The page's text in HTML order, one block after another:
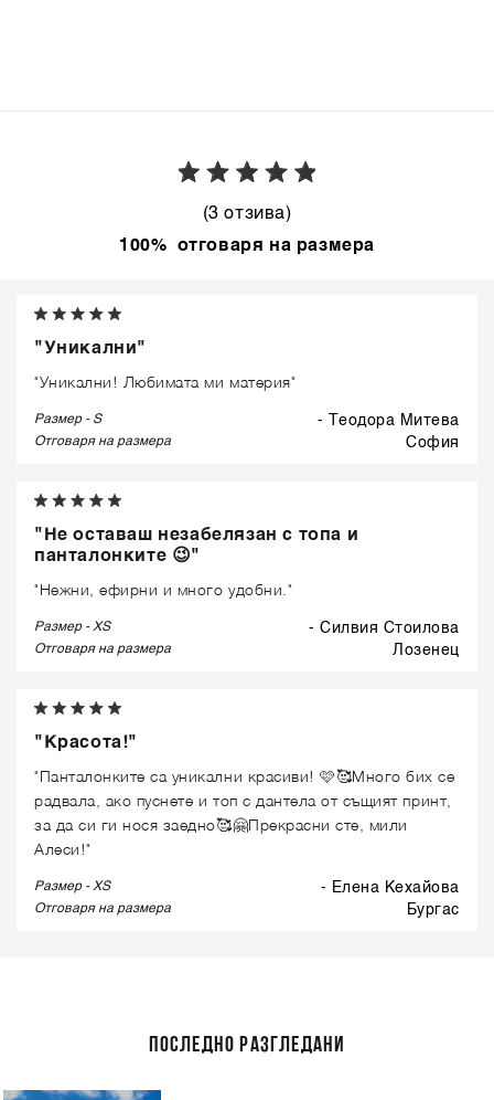
(3 отзива)
100% отговаря на размера
"Уникални"
"Уникални! Любимата ми материя"
Размер - S - Теодора Митева
Отговаря на размера софия
"Не оставаш незабелязан с топа и
панталонките 😉"
"Нежни, ефирни и много удобни."
Размер - XS - Силвия Стоилова
Отговаря на размера лозенец
"Красота!"
"Панталонките са уникални красиви! 🩷🥰Много бих се
радвала, ако пуснете и топ с дантела от същият принт,
за да си ги нося заедно🥰🤗Прекрасни сте, мили
Алеси!"
Размер - XS - Елена Кехайова
Отговаря на размера бургас
ПОСЛЕДНО РАЗГЛЕДАНИ